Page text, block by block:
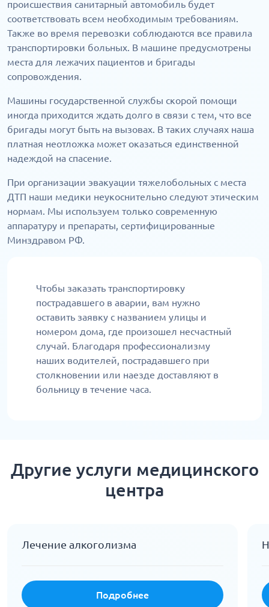
происшествия санитарный автомобиль будет
соответствовать всем необходимым требованиям.
Также во время перевозки соблюдаются все правила
транспортировки больных. В машине предусмотрены
места для лежачих пациентов и бригады
сопровождения.
Машины государственной службы скорой помощи
иногда приходится ждать долго в связи с тем, что все
бригады могут быть на вызовах. В таких случаях наша
платная неотложка может оказаться единственной
надеждой на спасение.
При организации эвакуации тяжелобольных с места
ДТП наши медики неукоснительно следуют этическим
нормам. Мы используем только современную
аппаратуру и препараты, сертифицированные
Минздравом РФ.
Чтобы заказать транспортировку
пострадавшего в аварии, вам нужно
оставить заявку с названием улицы и
номером дома, где произошел несчастный
случай. Благодаря профессионализму
наших водителей, пострадавшего при
столкновении или наезде доставляют в
больницу в течение часа.
Другие услуги медицинского
центра
Лечение алкоголизма
Подробнее